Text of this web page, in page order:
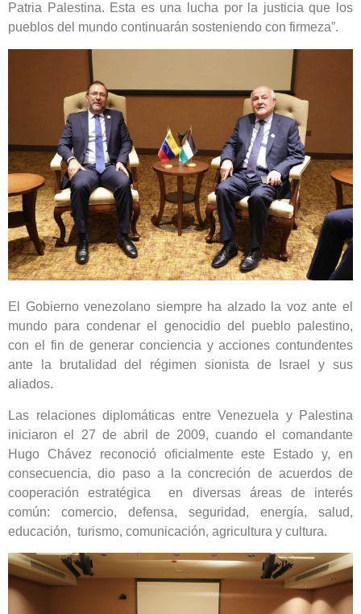
Patria Palestina. Esta es una lucha por la justicia que los
pueblos del mundo continuarán sosteniendo con firmeza”.
El Gobierno venezolano siempre ha alzado la voz ante el
mundo para condenar el genocidio del pueblo palestino,
con el fin de generar conciencia y acciones contundentes
ante la brutalidad del régimen sionista de Israel y sus
aliados.
Las relaciones diplomáticas entre Venezuela y Palestina
iniciaron el 27 de abril de 2009, cuando el comandante
Hugo Chávez reconoció oficialmente este Estado y, en
consecuencia, dio paso a la concreción de acuerdos de
cooperación estratégica en diversas áreas de interés
común: comercio, defensa, seguridad, energía, salud,
educación, turismo, comunicación, agricultura y cultura.